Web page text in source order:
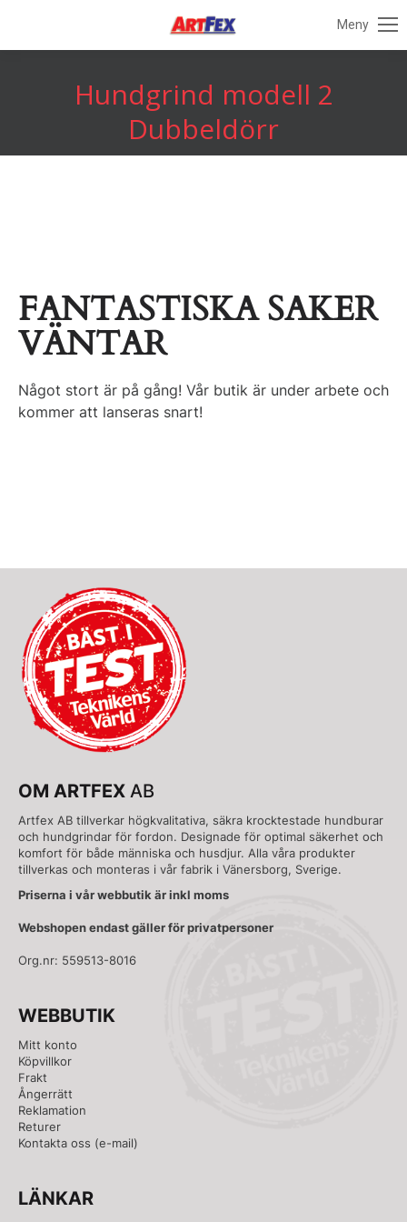
Meny
Hundgrind modell 2
Dubbeldörr
FANTASTISKA SAKER
VÄNTAR
Något stort är på gång! Vår butik är under arbete och
kommer att lanseras snart!
OM ARTFEX AB
Artfex AB tillverkar högkvalitativa, säkra krocktestade hundburar
och hundgrindar för fordon. Designade för optimal säkerhet och
komfort för både människa och husdjur. Alla våra produkter
tillverkas och monteras i vår fabrik i Vänersborg, Sverige.
Priserna i vår webbutik är inkl moms
Webshopen endast gäller för privatpersoner
Org.nr: 559513-8016
WEBBUTIK
Mitt konto
Köpvillkor
Frakt
Ångerrätt
Reklamation
Returer
Kontakta oss (e-mail)
LÄNKAR